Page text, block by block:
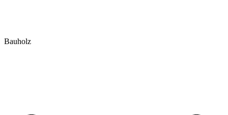
Bauholz